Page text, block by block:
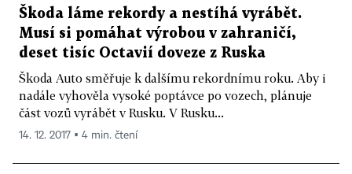
Škoda láme rekordy a nestíhá vyrábět.
Musí si pomáhat výrobou v zahraničí,
deset tisíc Octavií doveze z Ruska
Škoda Auto směřuje k dalšímu rekordnímu roku. Aby i
nadále vyhověla vysoké poptávce po vozech, plánuje
část vozů vyrábět v Rusku. V Rusku...
14. 12. 2017 ▪ 4 min. čtení